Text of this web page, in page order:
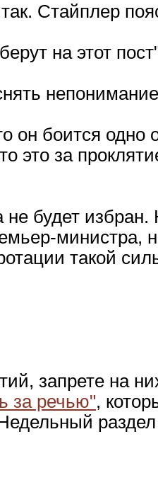
Стайплер
на этот
он боится одно
это за
не будет
министра,
такой
запрете на
за речью",
раздел